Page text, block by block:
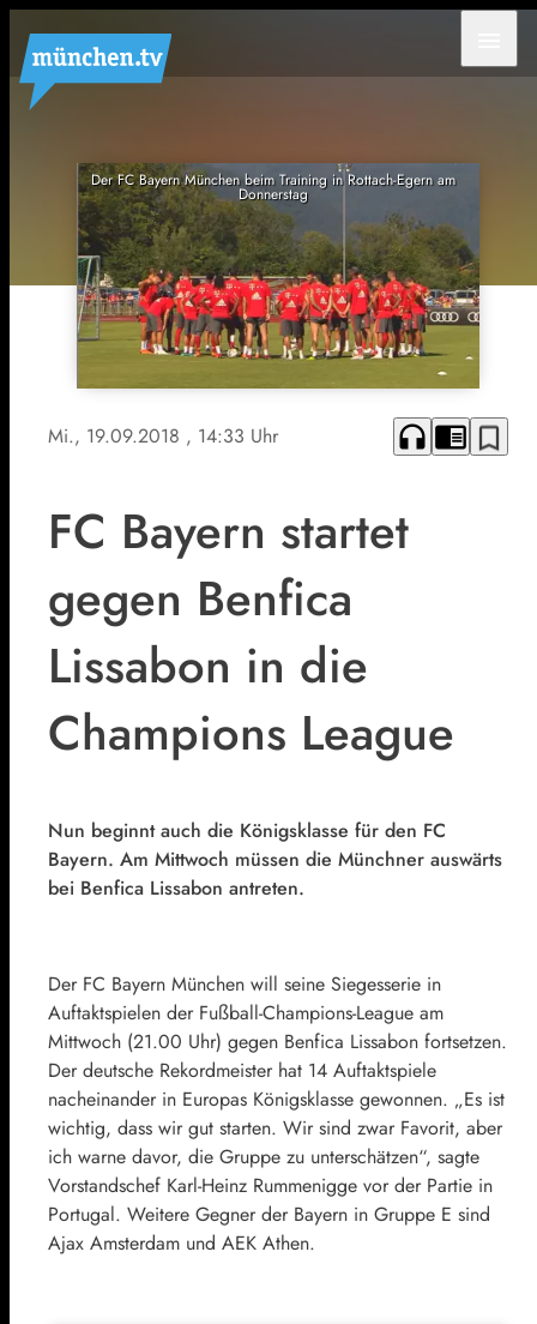
Der FC Bayern München beim Training in Rottach-Egern am
Donnerstag
Mi., 19.09.2018 , 14:33 Uhr headphones chrome_reader_mode bookmark_border
FC Bayern startet
gegen Benfica
Lissabon in die
Champions League
Nun beginnt auch die Königsklasse für den FC
Bayern. Am Mittwoch müssen die Münchner auswärts
bei Benfica Lissabon antreten.
Der FC Bayern München will seine Siegesserie in
Auftaktspielen der Fußball-Champions-League am
Mittwoch (21.00 Uhr) gegen Benfica Lissabon fortsetzen.
Der deutsche Rekordmeister hat 14 Auftaktspiele
nacheinander in Europas Königsklasse gewonnen. „Es ist
wichtig, dass wir gut starten. Wir sind zwar Favorit, aber
ich warne davor, die Gruppe zu unterschätzen“, sagte
Vorstandschef Karl-Heinz Rummenigge vor der Partie in
Portugal. Weitere Gegner der Bayern in Gruppe E sind
Ajax Amsterdam und AEK Athen.